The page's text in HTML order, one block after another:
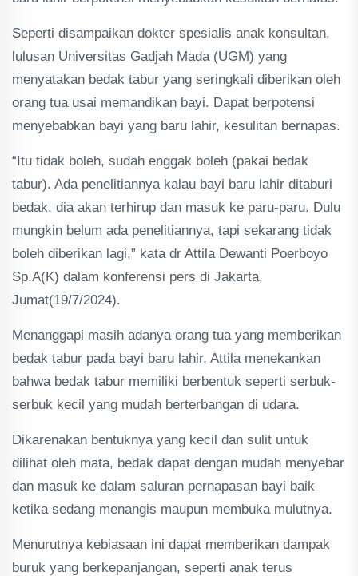
Seperti disampaikan dokter spesialis anak konsultan,
lulusan Universitas Gadjah Mada (UGM) yang
menyatakan bedak tabur yang seringkali diberikan oleh
orang tua usai memandikan bayi. Dapat berpotensi
menyebabkan bayi yang baru lahir, kesulitan bernapas.
“Itu tidak boleh, sudah enggak boleh (pakai bedak
tabur). Ada penelitiannya kalau bayi baru lahir ditaburi
bedak, dia akan terhirup dan masuk ke paru-paru. Dulu
mungkin belum ada penelitiannya, tapi sekarang tidak
boleh diberikan lagi,” kata dr Attila Dewanti Poerboyo
Sp.A(K) dalam konferensi pers di Jakarta,
Jumat(19/7/2024).
Menanggapi masih adanya orang tua yang memberikan
bedak tabur pada bayi baru lahir, Attila menekankan
bahwa bedak tabur memiliki berbentuk seperti serbuk-
serbuk kecil yang mudah berterbangan di udara.
Dikarenakan bentuknya yang kecil dan sulit untuk
dilihat oleh mata, bedak dapat dengan mudah menyebar
dan masuk ke dalam saluran pernapasan bayi baik
ketika sedang menangis maupun membuka mulutnya.
Menurutnya kebiasaan ini dapat memberikan dampak
buruk yang berkepanjangan, seperti anak terus